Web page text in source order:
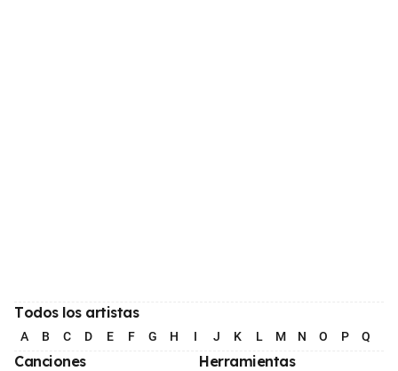
Todos los artistas
A B C D E F G H I J K L M N O P Q
Canciones Herramientas